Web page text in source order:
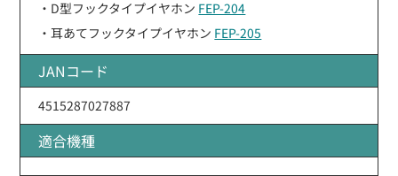
・D型フックタイプイヤホン FEP-204
・耳あてフックタイプイヤホン FEP-205
JANコード
4515287027887
適合機種